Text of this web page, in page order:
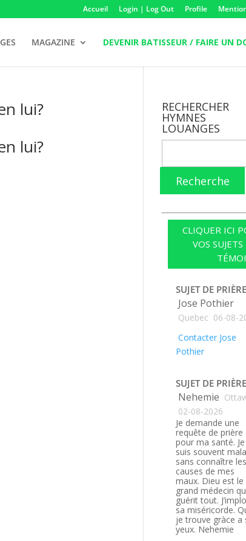
Accueil Login | Log Out Profile
MAGAZINE DEVENIR BATISSEUR / FAIRE UN
lui?
lui?
LOUANGES
Recherche
CLIQUER ICI
VOS
SUJET DE PRIÈRE
Jose Pothier
Quebec 06-08-
Contacter Jose
Pothier
SUJET DE PRIÈRE
Nehemie
02-08-2026
Je demande une
requête de prière
pour ma santé. Je
suis souvent
sans connaître les
causes de mes
maux. Dieu est le
grand médecin
guérit tout.
sa miséricorde.
je trouve gràce a
yeux. Nehemie